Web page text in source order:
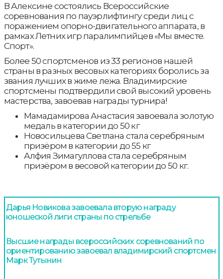
В Алексине состоялись Всероссийские
соревнования по пауэрлифтингу среди лиц с
поражением опорно-двигательного аппарата, в
рамках Летних игр паралимпийцев «Мы вместе.
Спорт».
Более 50 спортсменов из 33 регионов нашей
страны в разных весовых категориях боролись за
звания лучших в жиме лежа. Владимирские
спортсмены подтвердили свой высокий уровень
мастерства, завоевав награды турнира!
Мамадамирова Анастасия завоевала золотую
медаль в категории до 50 кг
Новосильцева Светлана стала серебряным
призёром в категории до 55 кг
Алфия Зимагуллова стала серебряным
призёром в весовой категории до 50 кг.
Дарья Новикова завоевала вторую награду
юношеской лиги страны по стрельбе
Высшие награды всероссийских соревнований по
ориентированию завоевал владимирский спортсмен
Марк Тутынин